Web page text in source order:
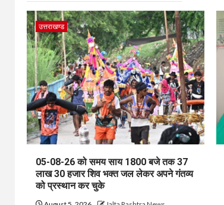
उत्तराखण्ड
05-08-26 को समय साय 1800 बजे तक 37
लाख 30 हजार शिव भक्त जल लेकर अपने गंतव्य
को प्रस्थान कर चुके